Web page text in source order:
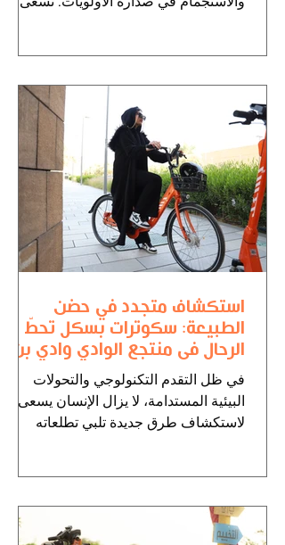
استكشاف متجدد في حضن
الطبيعة: سكوترات بسكل تحطّ
الرحال في منتجع الوادي وادي بن
هشبل
في ظل التقدم التكنولوجي والتحولات
البيئية المستدامة، لا يزال الإنسان يسعى
لاستكشاف طرق جديدة تلبي تطلعاته